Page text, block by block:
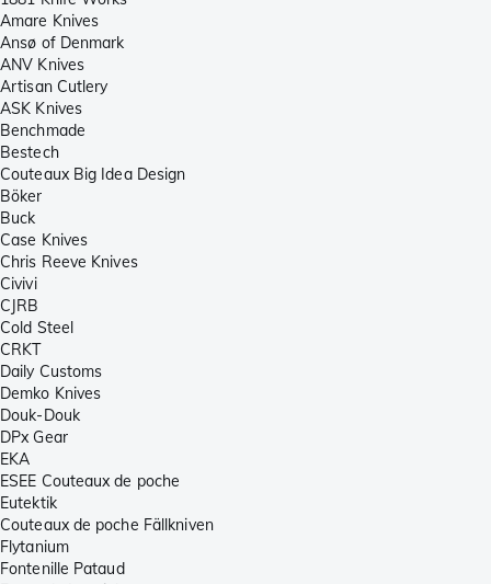
Amare Knives
Ansø of Denmark
ANV Knives
Artisan Cutlery
ASK Knives
Benchmade
Bestech
Couteaux Big Idea Design
Böker
Buck
Case Knives
Chris Reeve Knives
Civivi
CJRB
Cold Steel
CRKT
Daily Customs
Demko Knives
Douk-Douk
DPx Gear
EKA
ESEE Couteaux de poche
Eutektik
Couteaux de poche Fällkniven
Flytanium
Fontenille Pataud